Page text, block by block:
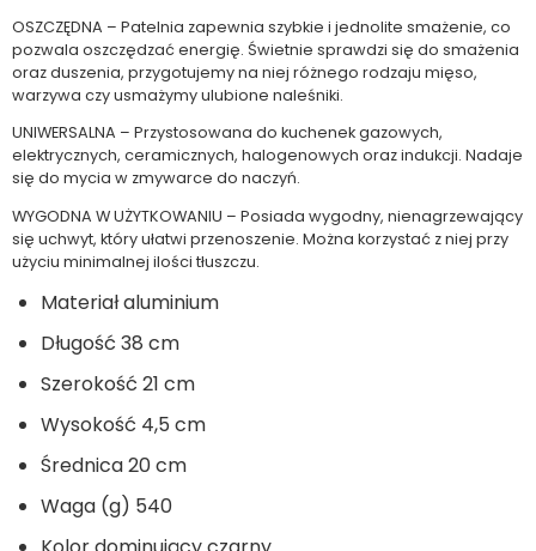
OSZCZĘDNA – Patelnia zapewnia szybkie i jednolite smażenie, co
pozwala oszczędzać energię. Świetnie sprawdzi się do smażenia
oraz duszenia, przygotujemy na niej różnego rodzaju mięso,
warzywa czy usmażymy ulubione naleśniki.
UNIWERSALNA – Przystosowana do kuchenek gazowych,
elektrycznych, ceramicznych, halogenowych oraz indukcji. Nadaje
się do mycia w zmywarce do naczyń.
WYGODNA W UŻYTKOWANIU – Posiada wygodny, nienagrzewający
się uchwyt, który ułatwi przenoszenie. Można korzystać z niej przy
użyciu minimalnej ilości tłuszczu.
Materiał aluminium
Długość 38 cm
Szerokość 21 cm
Wysokość 4,5 cm
Średnica 20 cm
Waga (g) 540